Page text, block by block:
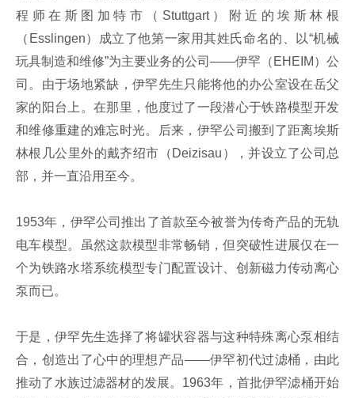
程师在斯图加特市（Stuttgart）附近的埃斯林根
（Esslingen）成立了他第一家用其姓氏命名的、以“机械
玩具制造和维修”为主要业务的公司——伊罕（EHEIM）公
司。由于场地紧缺，伊罕先生只能将他的办公室设在岳父
家的阳台上。在那里，他度过了一段潜心于铁路模型开发
和维修重建的难忘时光。后来，伊罕公司搬到了距离埃斯
林根几公里外的戴齐绍市（Deizisau），并设立了公司总
部，并一直沿用至今。
1953年，伊罕公司推出了首款至今被誉为传奇产品的无轨
电车模型。虽然这款模型非常畅销，但突破性进展仅在一
个为铁路水塔系统模型专门配置设计、创新磁力传动离心
泵而已。
于是，伊罕先生选择了将罐状容器与这种特殊离心泵相结
合，创造出了心中的理想产品——伊罕初代过滤桶，由此
推动了水族过滤器材的发展。1963年，首批伊罕滤桶开始